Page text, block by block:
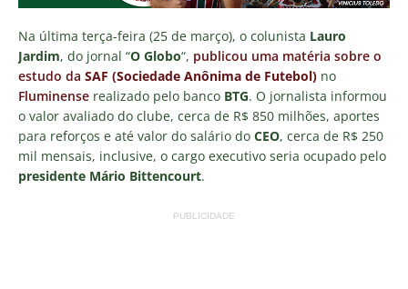
Na última terça-feira (25 de março), o colunista Lauro
Jardim, do jornal “O Globo“, publicou uma matéria sobre o
estudo da SAF (Sociedade Anônima de Futebol) no
Fluminense realizado pelo banco BTG. O jornalista informou
o valor avaliado do clube, cerca de R$ 850 milhões, aportes
para reforços e até valor do salário do CEO, cerca de R$ 250
mil mensais, inclusive, o cargo executivo seria ocupado pelo
presidente Mário Bittencourt.
PUBLICIDADE